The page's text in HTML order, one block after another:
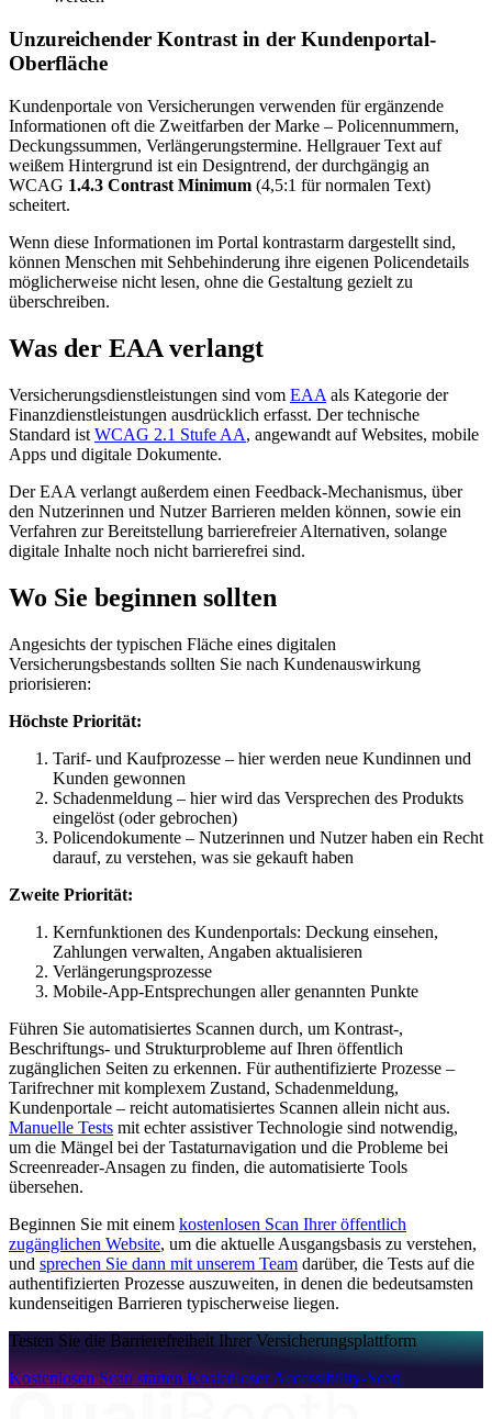
Unzureichender Kontrast in der Kundenportal-
Oberfläche
Kundenportale von Versicherungen verwenden für ergänzende
Informationen oft die Zweitfarben der Marke – Policennummern,
Deckungssummen, Verlängerungstermine. Hellgrauer Text auf
weißem Hintergrund ist ein Designtrend, der durchgängig an
WCAG 1.4.3 Contrast Minimum (4,5:1 für normalen Text)
scheitert.
Wenn diese Informationen im Portal kontrastarm dargestellt sind,
können Menschen mit Sehbehinderung ihre eigenen Policendetails
möglicherweise nicht lesen, ohne die Gestaltung gezielt zu
überschreiben.
Was der EAA verlangt
Versicherungsdienstleistungen sind vom EAA als Kategorie der
Finanzdienstleistungen ausdrücklich erfasst. Der technische
Standard ist WCAG 2.1 Stufe AA, angewandt auf Websites, mobile
Apps und digitale Dokumente.
Der EAA verlangt außerdem einen Feedback-Mechanismus, über
den Nutzerinnen und Nutzer Barrieren melden können, sowie ein
Verfahren zur Bereitstellung barrierefreier Alternativen, solange
digitale Inhalte noch nicht barrierefrei sind.
Wo Sie beginnen sollten
Angesichts der typischen Fläche eines digitalen
Versicherungsbestands sollten Sie nach Kundenauswirkung
priorisieren:
Höchste Priorität:
Tarif- und Kaufprozesse – hier werden neue Kundinnen und
Kunden gewonnen
Schadenmeldung – hier wird das Versprechen des Produkts
eingelöst (oder gebrochen)
Policendokumente – Nutzerinnen und Nutzer haben ein Recht
darauf, zu verstehen, was sie gekauft haben
Zweite Priorität:
Kernfunktionen des Kundenportals: Deckung einsehen,
Zahlungen verwalten, Angaben aktualisieren
Verlängerungsprozesse
Mobile-App-Entsprechungen aller genannten Punkte
Führen Sie automatisiertes Scannen durch, um Kontrast-,
Beschriftungs- und Strukturprobleme auf Ihren öffentlich
zugänglichen Seiten zu erkennen. Für authentifizierte Prozesse –
Tarifrechner mit komplexem Zustand, Schadenmeldung,
Kundenportale – reicht automatisiertes Scannen allein nicht aus.
Manuelle Tests mit echter assistiver Technologie sind notwendig,
um die Mängel bei der Tastaturnavigation und die Probleme bei
Screenreader-Ansagen zu finden, die automatisierte Tools
übersehen.
Beginnen Sie mit einem kostenlosen Scan Ihrer öffentlich
zugänglichen Website, um die aktuelle Ausgangsbasis zu verstehen,
und sprechen Sie dann mit unserem Team darüber, die Tests auf die
authentifizierten Prozesse auszuweiten, in denen die bedeutsamsten
kundenseitigen Barrieren typischerweise liegen.
Testen Sie die Barrierefreiheit Ihrer Versicherungsplattform
Kostenlosen Scan starten Kostenloser Accessibility-Scan